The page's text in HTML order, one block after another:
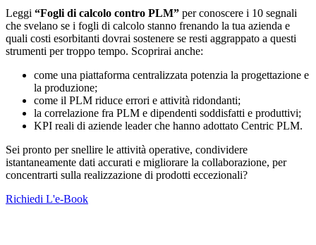
Leggi “Fogli di calcolo contro PLM” per conoscere i 10 segnali
che svelano se i fogli di calcolo stanno frenando la tua azienda e
quali costi esorbitanti dovrai sostenere se resti aggrappato a questi
strumenti per troppo tempo. Scoprirai anche:
come una piattaforma centralizzata potenzia la progettazione e
la produzione;
come il PLM riduce errori e attività ridondanti;
la correlazione fra PLM e dipendenti soddisfatti e produttivi;
KPI reali di aziende leader che hanno adottato Centric PLM.
Sei pronto per snellire le attività operative, condividere
istantaneamente dati accurati e migliorare la collaborazione, per
concentrarti sulla realizzazione di prodotti eccezionali?
Richiedi L'e-Book